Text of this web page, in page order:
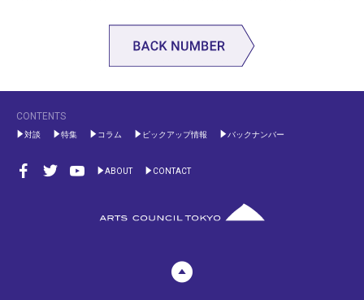
CONTENTS
対談 特集 コラム ピックアップ情報 バックナンバー
ABOUT CONTACT